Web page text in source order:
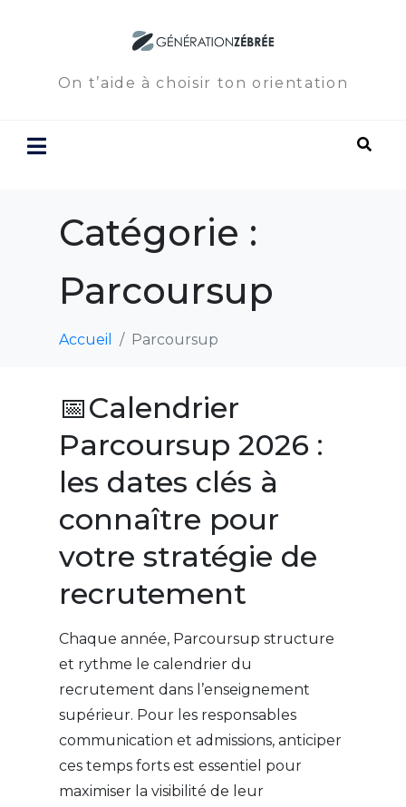
On t’aide à choisir ton orientation
Catégorie :
Parcoursup
Accueil Parcoursup
📅Calendrier
Parcoursup 2026 :
les dates clés à
connaître pour
votre stratégie de
recrutement
Chaque année, Parcoursup structure
et rythme le calendrier du
recrutement dans l’enseignement
supérieur. Pour les responsables
communication et admissions, anticiper
ces temps forts est essentiel pour
maximiser la visibilité de leur